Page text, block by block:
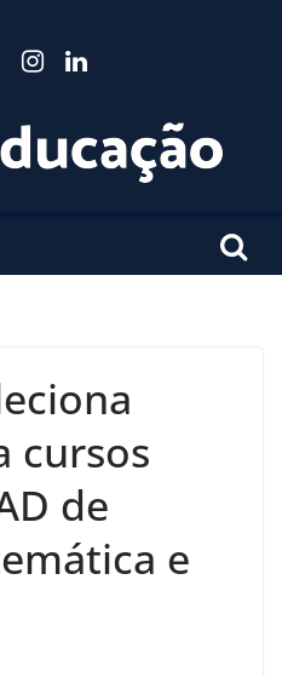
cursos
de
e